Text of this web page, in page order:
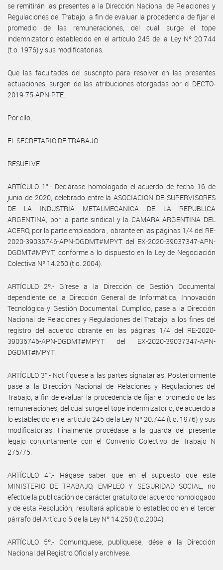
se remitirán las presentes a la Dirección Nacional de Relaciones y
Regulaciones del Trabajo, a fin de evaluar la procedencia de fijar el
promedio de las remuneraciones, del cual surge el tope
indemnizatorio establecido en el artículo 245 de la Ley Nº 20.744
(t.o. 1976) y sus modificatorias.
Que las facultades del suscripto para resolver en las presentes
actuaciones, surgen de las atribuciones otorgadas por el DECTO-
2019-75-APN-PTE.
Por ello,
EL SECRETARIO DE TRABAJO
RESUELVE:
ARTÍCULO 1°.- Declárase homologado el acuerdo de fecha 16 de
junio de 2020, celebrado entre la ASOCIACION DE SUPERVISORES
DE LA INDUSTRIA METALMECANICA DE LA REPUBLICA
ARGENTINA, por la parte sindical y la CAMARA ARGENTINA DEL
ACERO, por la parte empleadora , obrante en las páginas 1/4 del RE-
2020-39036746-APN-DGDMT#MPYT del EX-2020-39037347-APN-
DGDMT#MPYT, conforme a lo dispuesto en la Ley de Negociación
Colectiva Nº 14.250 (t.o. 2004).
ARTÍCULO 2º.- Gírese a la Dirección de Gestión Documental
dependiente de la Dirección General de Informática, Innovación
Tecnológica y Gestión Documental. Cumplido, pase a la Dirección
Nacional de Relaciones y Regulaciones del Trabajo, a los fines del
registro del acuerdo obrante en las páginas 1/4 del RE-2020-
39036746-APN-DGDMT#MPYT del EX-2020-39037347-APN-
DGDMT#MPYT.
ARTÍCULO 3°.- Notifíquese a las partes signatarias. Posteriormente
pase a la Dirección Nacional de Relaciones y Regulaciones del
Trabajo, a fin de evaluar la procedencia de fijar el promedio de las
remuneraciones, del cual surge el tope indemnizatorio, de acuerdo a
lo establecido en el artículo 245 de la Ley Nº 20.744 (t.o. 1976) y sus
modificatorias. Finalmente procédase a la guarda del presente
legajo conjuntamente con el Convenio Colectivo de Trabajo N
275/75.
ARTÍCULO 4°.- Hágase saber que en el supuesto que este
MINISTERIO DE TRABAJO, EMPLEO Y SEGURIDAD SOCIAL, no
efectúe la publicación de carácter gratuito del acuerdo homologado
y de esta Resolución, resultará aplicable lo establecido en el tercer
párrafo del Artículo 5 de la Ley Nº 14.250 (t.o.2004).
ARTÍCULO 5º.- Comuníquese, publíquese, dése a la Dirección
Nacional del Registro Oficial y archívese.